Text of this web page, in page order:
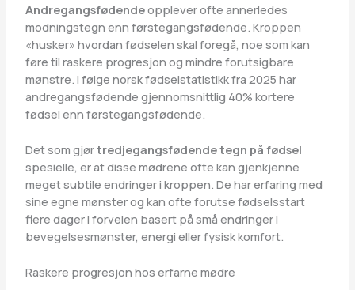
Andregangsfødendeopplever ofte annerledes
modningstegn enn førstegangsfødende. Kroppen
«husker» hvordan fødselen skal foregå, noe som kan
føre til raskere progresjon og mindre forutsigbare
mønstre. I følge norsk fødselstatistikk fra 2025 har
andregangsfødende gjennomsnittlig 40% kortere
fødsel enn førstegangsfødende.
Det som gjørtredjegangsfødende tegn på fødsel
spesielle, er at disse mødrene ofte kan gjenkjenne
meget subtile endringer i kroppen. De har erfaring med
sine egne mønster og kan ofte forutse fødselsstart
flere dager i forveien basert på små endringer i
bevegelsesmønster, energi eller fysisk komfort.
Raskere progresjon hos erfarne mødre